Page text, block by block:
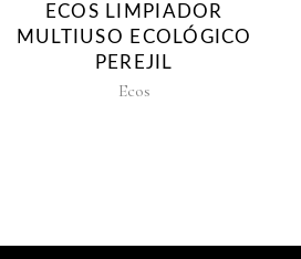
ECOS LIMPIADOR
MULTIUSO ECOLÓGICO
PEREJIL
Ecos